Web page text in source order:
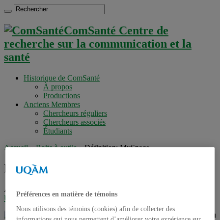
ComSanté Centre de
recherche sur la communication et la
santé
Historique de ComSanté
À propos
Productions
Anciens Membres
Chercheurs réguliers
Chercheurs associés
Étudiants
Accueil»Boite à outils»Définition: MySpace
Définition: MySpace
Auteur :
Uncategorized mercredi 8 juillet 2009
MySpace
est un site Internet basé sur le principe du
Préférences en matière de témoins
Nous utilisons des témoins (cookies) afin de collecter des